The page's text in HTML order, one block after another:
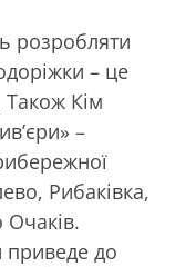
розробляти
– це
Також Кім
–
Рибаківка,
Очаків.
приведе до